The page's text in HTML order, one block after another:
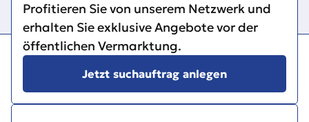
Profitieren Sie von unserem Netzwerk und
erhalten Sie exklusive Angebote vor der
öffentlichen Vermarktung.
Jetzt suchauftrag anlegen